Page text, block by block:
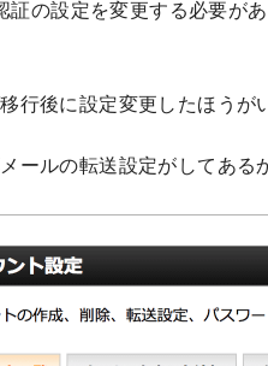
証の設定を変更する必要が
行後に設定変更したほうが
ールの転送設定がしてある